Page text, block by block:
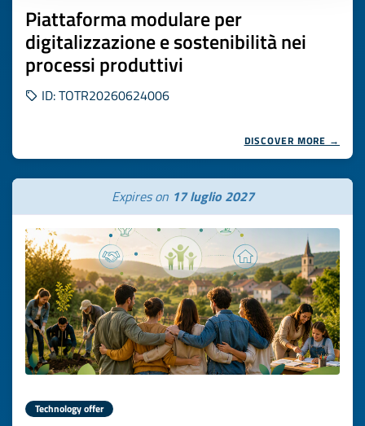
Piattaforma modulare per
digitalizzazione e sostenibilità nei
processi produttivi
ID: TOTR20260624006
DISCOVER MORE →
Expires on 17 luglio 2027
Technology offer